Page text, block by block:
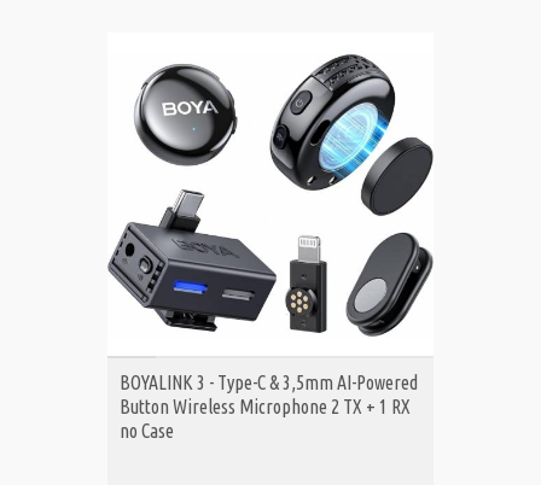
ΑΓΟΡΑ
BOYALINK 3 - Type-C & 3,5mm AI-Powered
Button Wireless Microphone 2 TX + 1 RX
no Case